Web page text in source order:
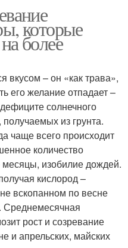
которые
более
вкусом – он «как трава»,
его желание отпадает –
солнечного
из грунта.
чаще всего происходит
количество
изобилие дождей.
кислород –
вскопанном по весне
Среднемесячная
рост и созревание
и апрельских, майских